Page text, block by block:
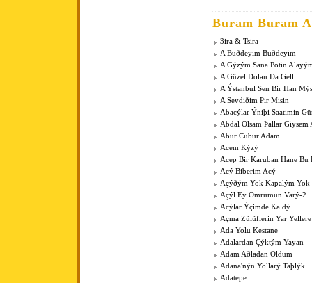
Buram Buram
3ira & Tsira
A Buðdeyim Buðdeyim
A Gýzým Sana Potin
A Güzel Dolan Da Gell
A Ýstanbul Sen Bir Han
A Sevdiðim Pir Misin
Abacýlar Ýniþi Saatimin
Abdal Olsam Þallar Giysem
Abur Cubur Adam
Acem Kýzý
Acep Bir Karuban Hane Bu
Acý Biberim Acý
Açýðým Yok Kapalým Yok
Açýl Ey Ömrümün Varý-2
Acýlar Ýçimde Kaldý
Açma Zülüflerin Yar
Ada Yolu Kestane
Adalardan Çýktým Yayan
Adam Aðladan Oldum
Adana'nýn Yollarý Taþlýk
Adatepe